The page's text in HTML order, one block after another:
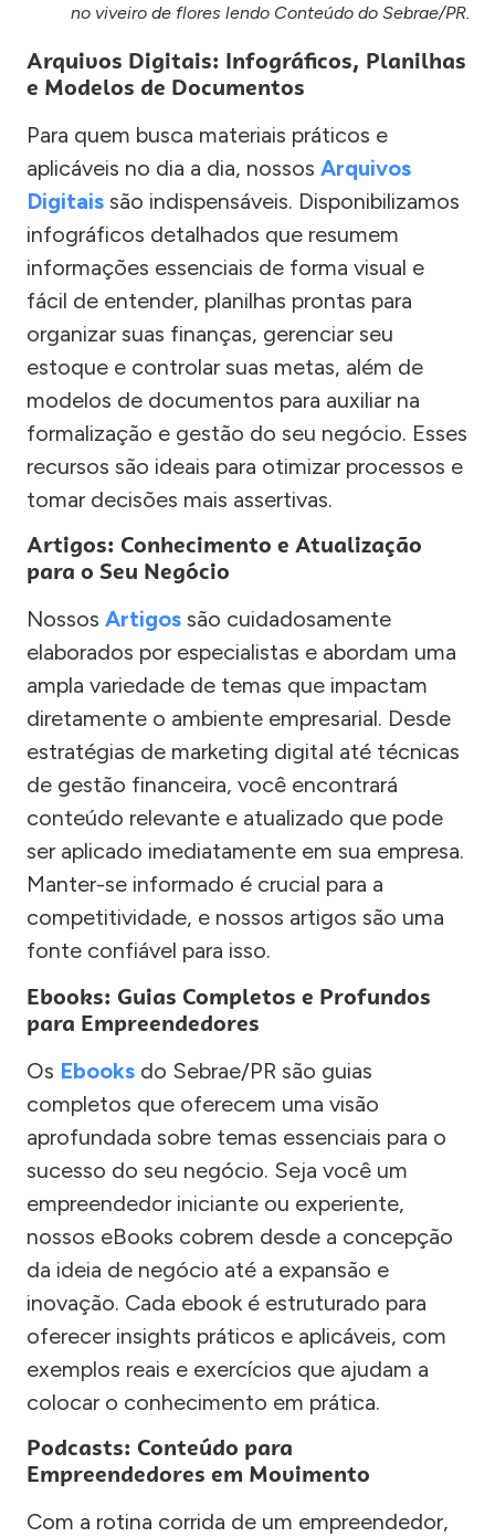
no viveiro de flores lendo Conteúdo do Sebrae/PR.
Arquivos Digitais: Infográficos, Planilhas
e Modelos de Documentos
Para quem busca materiais práticos e
aplicáveis no dia a dia, nossos Arquivos
Digitais são indispensáveis. Disponibilizamos
infográficos detalhados que resumem
informações essenciais de forma visual e
fácil de entender, planilhas prontas para
organizar suas finanças, gerenciar seu
estoque e controlar suas metas, além de
modelos de documentos para auxiliar na
formalização e gestão do seu negócio. Esses
recursos são ideais para otimizar processos e
tomar decisões mais assertivas.
Artigos: Conhecimento e Atualização
para o Seu Negócio
Nossos Artigos são cuidadosamente
elaborados por especialistas e abordam uma
ampla variedade de temas que impactam
diretamente o ambiente empresarial. Desde
estratégias de marketing digital até técnicas
de gestão financeira, você encontrará
conteúdo relevante e atualizado que pode
ser aplicado imediatamente em sua empresa.
Manter-se informado é crucial para a
competitividade, e nossos artigos são uma
fonte confiável para isso.
Ebooks: Guias Completos e Profundos
para Empreendedores
Os Ebooks do Sebrae/PR são guias
completos que oferecem uma visão
aprofundada sobre temas essenciais para o
sucesso do seu negócio. Seja você um
empreendedor iniciante ou experiente,
nossos eBooks cobrem desde a concepção
da ideia de negócio até a expansão e
inovação. Cada ebook é estruturado para
oferecer insights práticos e aplicáveis, com
exemplos reais e exercícios que ajudam a
colocar o conhecimento em prática.
Podcasts: Conteúdo para
Empreendedores em Movimento
Com a rotina corrida de um empreendedor,